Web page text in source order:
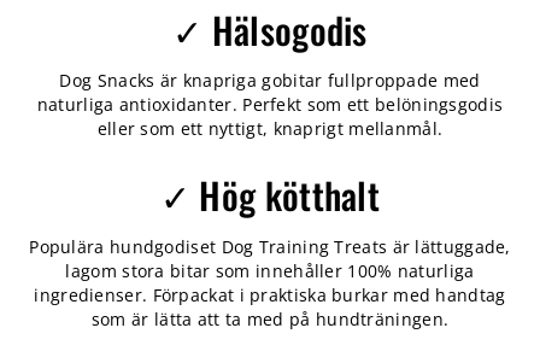
✓ Hälsogodis
Dog Snacks är knapriga gobitar fullproppade med
naturliga antioxidanter. Perfekt som ett belöningsgodis
eller som ett nyttigt, knaprigt mellanmål.
✓ Hög kötthalt
Populära hundgodiset Dog Training Treats är lättuggade,
lagom stora bitar som innehåller 100% naturliga
ingredienser. Förpackat i praktiska burkar med handtag
som är lätta att ta med på hundträningen.